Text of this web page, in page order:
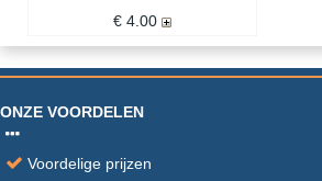
€ 4.00
ONZE VOORDELEN
Voordelige prijzen